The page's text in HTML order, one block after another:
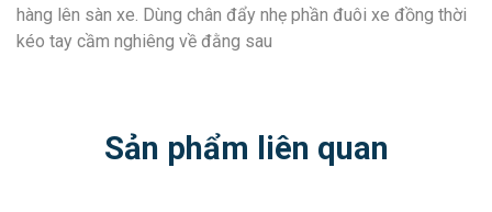
hàng lên sàn xe. Dùng chân đẩy nhẹ phần đuôi xe đồng thời
kéo tay cầm nghiêng về đằng sau
Sản phẩm liên quan